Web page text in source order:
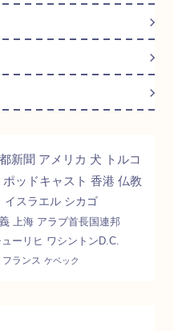
新聞 アメリカ 犬 トルコ
ポッドキャスト 香港 仏教
イスラエル シカゴ
上海 アラブ首長国連邦
ーリヒ ワシントンD.C.
フランス ケベック